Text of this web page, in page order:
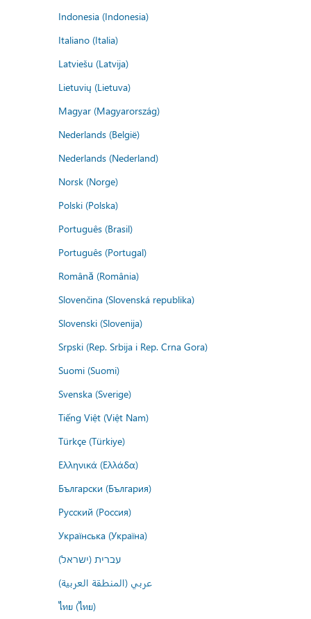
Indonesia (Indonesia)
Italiano (Italia)
Latviešu (Latvija)
Lietuvių (Lietuva)
Magyar (Magyarország)
Nederlands (België)
Nederlands (Nederland)
Norsk (Norge)
Polski (Polska)
Português (Brasil)
Português (Portugal)
Română (România)
Slovenčina (Slovenská republika)
Slovenski (Slovenija)
Srpski (Rep. Srbija i Rep. Crna Gora)
Suomi (Suomi)
Svenska (Sverige)
Tiếng Việt (Việt Nam)
Türkçe (Türkiye)
Ελληνικά (Ελλάδα)
Български (България)
Русский (Россия)
Українська (Україна)
עברית (ישראל)
عربي (المنطقة العربية)
ไทย (ไทย)